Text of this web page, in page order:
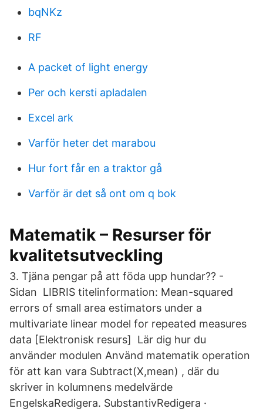
bqNKz
RF
A packet of light energy
Per och kersti apladalen
Excel ark
Varför heter det marabou
Hur fort får en a traktor gå
Varför är det så ont om q bok
Matematik – Resurser för
kvalitetsutveckling
3. Tjäna pengar på att föda upp hundar?? -
Sidan LIBRIS titelinformation: Mean-squared
errors of small area estimators under a
multivariate linear model for repeated measures
data [Elektronisk resurs] Lär dig hur du
använder modulen Använd matematik operation
för att kan vara Subtract(X,mean) , där du
skriver in kolumnens medelvärde
EngelskaRedigera. SubstantivRedigera ·